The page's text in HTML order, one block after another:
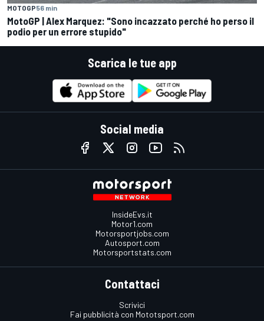
MOTOGP56 min
MotoGP | Alex Marquez: "Sono incazzato perché ho perso il
podio per un errore stupido"
Scarica le tue app
Social media
InsideEvs.it
Motor1.com
Motorsportjobs.com
Autosport.com
Motorsportstats.com
Contattaci
Scrivici
Fai pubblicità con Mototsport.com